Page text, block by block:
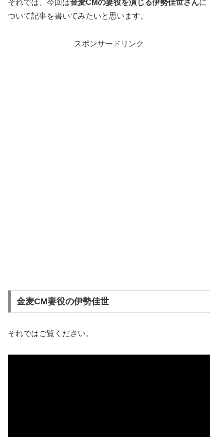
それでは、今回は金麦CMの妻役を演じる伊勢佳世さんに
ついて記事を書いてみたいと思います。
スポンサードリンク
金麦CM妻役の伊勢佳世
それではご覧ください。